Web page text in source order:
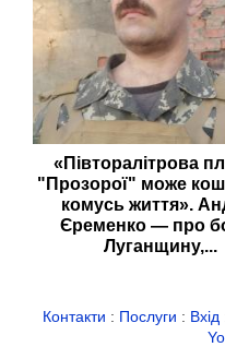
«Півторалітрова
"Прозорої" може
комусь життя».
Єременко — про
Луганщину,...
Контакти : Послуги : Вхід